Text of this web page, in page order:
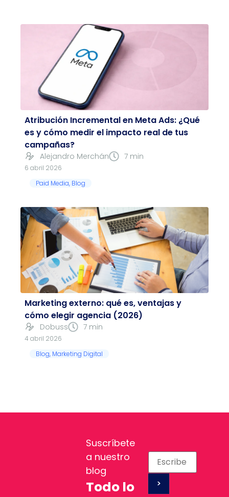
Atribución Incremental en Meta Ads: ¿Qué
es y cómo medir el impacto real de tus
campañas?
Alejandro Merchán 7 min
6 abril 2026
Paid Media, Blog
Marketing externo: qué es, ventajas y
cómo elegir agencia (2026)
Dobuss 7 min
4 abril 2026
Blog, Marketing Digital
Suscríbete
a nuestro
blog
Todo lo